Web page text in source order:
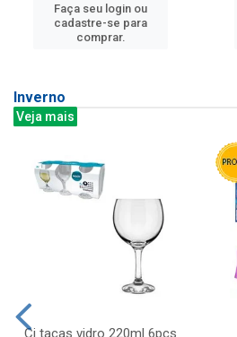
Faça seu login ou
cadastre-se para
comprar.
Inverno
Veja mais
Cj tacas vidro 220ml 6pcs